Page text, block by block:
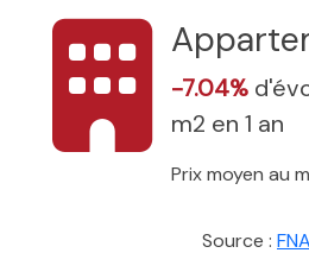
-7.04%
m2 en 1 an
Prix moyen au
Source :